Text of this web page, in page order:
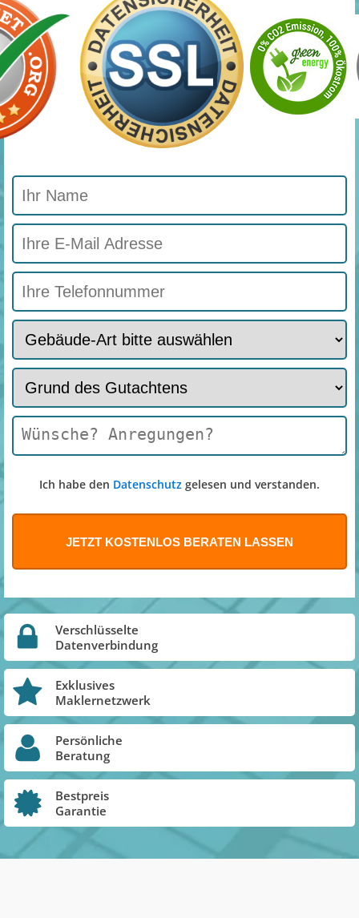
Ich habe den Datenschutz gelesen und verstanden.
Verschlüsselte
Datenverbindung
Exklusives
Maklernetzwerk
Persönliche
Beratung
Bestpreis
Garantie